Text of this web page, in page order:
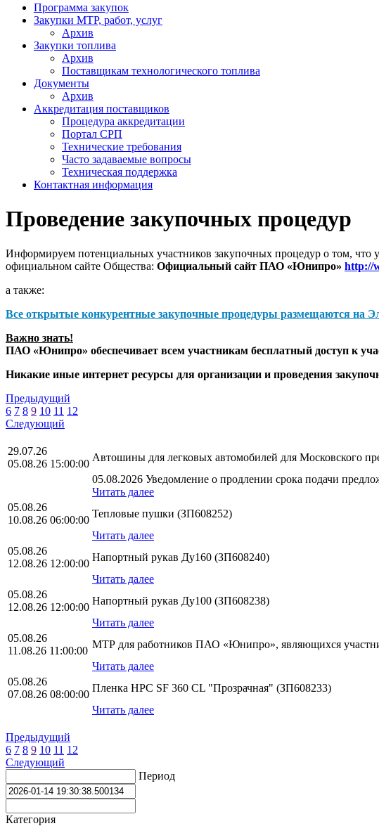
Программа закупок
Закупки МТР, работ, услуг
Архив
Закупки топлива
Архив
Поставщикам технологического топлива
Документы
Архив
Аккредитация поставщиков
Процедура аккредитации
Портал СРП
Технические требования
Часто задаваемые вопросы
Техническая поддержка
Контактная информация
Проведение закупочных процедур
Информируем потенциальных участников закупочных процедур о том,
официальном сайте Общества: Официальный сайт ПАО «Юнипро» http://
а также:
Все открытые конкурентные закупочные процедуры размещаются на
Важно знать!
ПАО «Юнипро» обеспечивает всем участникам бесплатный доступ к
Никакие иные интернет ресурсы для организации и проведения
Предыдущий
6 7 8 9 10 11 12
Следующий
29.07.26
05.08.26 15:00:00
Автошины для легковых автомобилей для Московского
05.08.2026 Уведомление о продлении срока подачи
Читать далее
05.08.26
10.08.26 06:00:00
Тепловые пушки (ЗП608252)
Читать далее
05.08.26
12.08.26 12:00:00
Напортный рукав Ду160 (ЗП608240)
Читать далее
05.08.26
12.08.26 12:00:00
Напортный рукав Ду100 (ЗП608238)
Читать далее
05.08.26
11.08.26 11:00:00
МТР для работников ПАО «Юнипро», являющихся
Читать далее
05.08.26
07.08.26 08:00:00
Пленка HPС SF 360 CL "Прозрачная" (ЗП608233)
Читать далее
Предыдущий
6 7 8 9 10 11 12
Следующий
Период
Категория